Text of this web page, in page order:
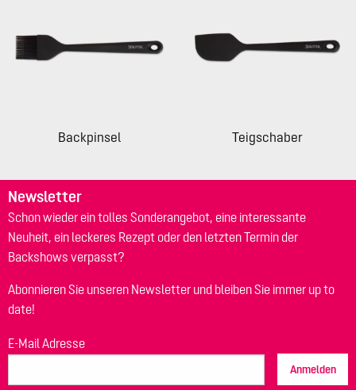
Backpinsel Teigschaber
Newsletter
Schon wieder ein tolles Sonderangebot, eine interessante
Neuheit, ein leckeres Rezept oder den letzten Termin der
Backshows verpasst?
Abonnieren Sie unseren Newsletter und bleiben Sie immer up to
date!
E-Mail Adresse
Anmelden